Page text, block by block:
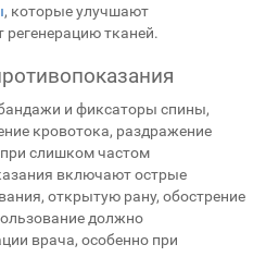
, которые улучшают
тканей.
и фиксаторы спины,
кровотока, раздражение
слишком частом
включают острые
открытую рану, обострение
должно
врача, особенно при